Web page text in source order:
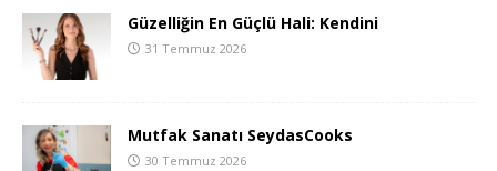
Güzelliğin En Güçlü Hali: Kendini
31 Temmuz 2026
Mutfak Sanatı SeydasCooks
30 Temmuz 2026